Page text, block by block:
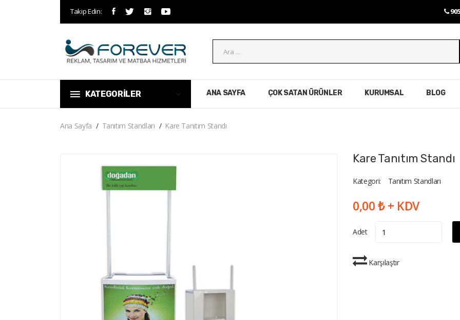
Takip Edin:
KATEGORİLER ANA SAYFA ÇOK SATAN ÜRÜNLER KURUMSAL BLOG
Ana Sayfa Tanıtım Standları Kare Tanıtım Standı
Kare Tanıtım Standı
Kategori: Tanıtım Standları
0,00 ₺ + KDV
Adet
Karşılaştır